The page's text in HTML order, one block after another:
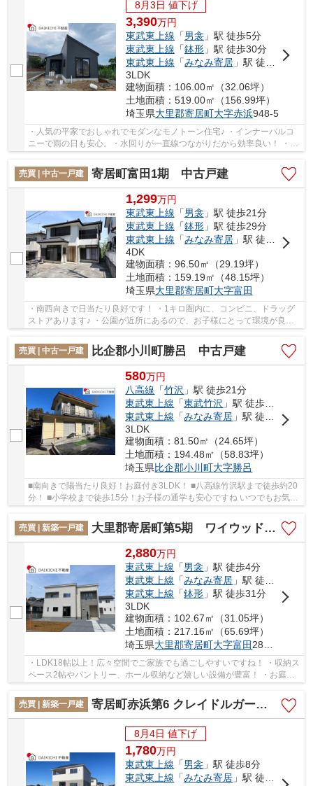
8月3日 値下げ
3,390万円
東武東上線 「男衾」駅 徒歩5分
東武東上線 「鉢形」駅 徒歩30分
東武東上線 「みなみ寄居」駅 徒歩30分
3LDK
建物面積：106.00㎡（32.06坪）
土地面積：519.00㎡（156.99坪）
埼玉県大里郡寄居町大字赤浜948-5
・人気の平家でおしゃれでモダンなモノトーン住宅♪ ・インナーバルコ
ニーで雨の日も安心。・水回りが一直線つながりだから効率良い！ ・
売買 | 中古一戸建
寄居町富田1期 中古戸建
1,299万円
東武東上線 「男衾」駅 徒歩21分
東武東上線 「鉢形」駅 徒歩29分
東武東上線 「みなみ寄居」駅 徒歩33分
4DK
建物面積：96.50㎡（29.19坪）
土地面積：159.19㎡（48.15坪）
埼玉県大里郡寄居町大字富田
・南西向きで日当たり良好です！ ・1キロ圏内に、コンビニ、ドラッグ
ストアあります♪ ・公園が近所にあるので、お子様にとって環境が良好
売買 | 中古一戸建
比企郡小川町勝呂 中古戸建
580万円
八高線 「竹沢 」駅 徒歩21分
東武東上線 「東武竹沢 」駅 徒歩19分
東武東上線 「みなみ寄居 」駅 徒歩40分
3LDK
建物面積：81.50㎡（24.65坪）
土地面積：194.48㎡（58.83坪）
埼玉県比企郡小川町大字勝呂
■南向きで陽当たり良好！お庭付き3LDK！ ■八高線竹沢駅まで徒歩約20
分！ ■小学校まで徒歩15分！お子様の通学も安心ですね いつでもお気軽
にお声がけください♪ 駅からの送迎が必要なお...
売買 | 新築一戸建
大里郡寄居町第5期 ワイウッドコート 新築戸建 全4区画 4号棟
2,880万円
東武東上線 「男衾 」駅 徒歩4分
東武東上線 「みなみ寄居 」駅 徒歩26分
東武東上線 「鉢形 」駅 徒歩31分
3LDK
建物面積：102.67㎡（31.05坪）
土地面積：217.16㎡（65.69坪）
埼玉県大里郡寄居町大字富田2898-1付近
・LDK18帖以上！広々空間でご家族でも過ごしやすいですね！ ・収納ス
ペース2帖やパントリー、ホール収納など嬉しい設備が豊富！ ・お庭付
きでガーデニングやお庭遊びもお楽しみいただ...
売買 | 新築一戸建
寄居町赤浜第6 クレイドルガーデン 新築戸建 全2棟 2号棟
8月4日 値下げ
1,780万円
東武東上線 「男衾 」駅 徒歩8分
東武東上線 「みなみ寄居 」駅 徒歩32分